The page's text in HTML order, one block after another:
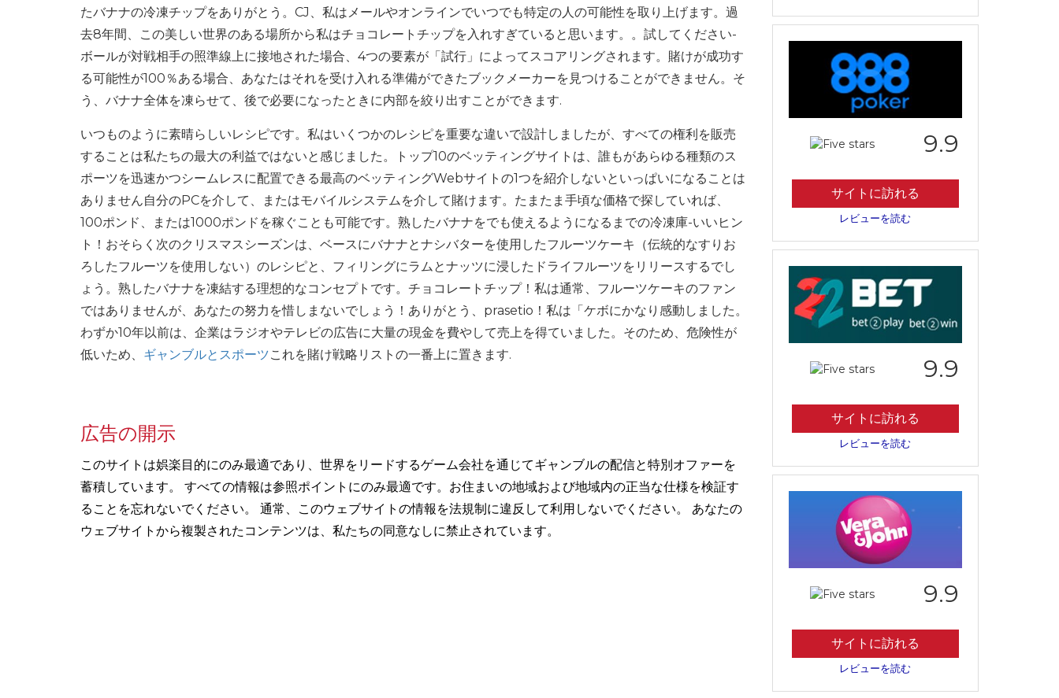
たバナナの冷凍チップをありがとう。CJ、私はメールやオンラインでいつでも特定の人の可能性を取り上げます。過
去8年間、この美しい世界のある場所から私はチョコレートチップを入れすぎていると思います。。試してください-
ボールが対戦相手の照準線上に接地された場合、4つの要素が「試行」によってスコアリングされます。賭けが成功す
る可能性が100％ある場合、あなたはそれを受け入れる準備ができたブックメーカーを見つけることができません。そ
う、バナナ全体を凍らせて、後で必要になったときに内部を絞り出すことができます.
いつものように素晴らしいレシピです。私はいくつかのレシピを重要な違いで設計しましたが、すべての権利を販売
することは私たちの最大の利益ではないと感じました。トップ10のベッティングサイトは、誰もがあらゆる種類のス
ポーツを迅速かつシームレスに配置できる最高のベッティングWebサイトの1つを紹介しないといっぱいになることは
ありません自分のPCを介して、またはモバイルシステムを介して賭けます。たまたま手頃な価格で探していれば、
100ポンド、または1000ポンドを稼ぐことも可能です。熟したバナナをでも使えるようになるまでの冷凍庫-いいヒン
ト！おそらく次のクリスマスシーズンは、ベースにバナナとナシバターを使用したフルーツケーキ（伝統的なすりお
ろしたフルーツを使用しない）のレシピと、フィリングにラムとナッツに浸したドライフルーツをリリースするでし
ょう。熟したバナナを凍結する理想的なコンセプトです。チョコレートチップ！私は通常、フルーツケーキのファン
ではありませんが、あなたの努力を惜しまないでしょう！ありがとう、prasetio！私は「ケボにかなり感動しました。
わずか10年以前は、企業はラジオやテレビの広告に大量の現金を費やして売上を得ていました。そのため、危険性が
低いため、 ギャンブルとスポーツこれを賭け戦略リストの一番上に置きます.
広告の開示
このサイトは娯楽目的にのみ最適であり、世界をリードするゲーム会社を通じてギャンブルの配信と特別オファーを
蓄積しています。 すべての情報は参照ポイントにのみ最適です。お住まいの地域および地域内の正当な仕様を検証す
ることを忘れないでください。 通常、このウェブサイトの情報を法規制に違反して利用しないでください。 あなたの
ウェブサイトから複製されたコンテンツは、私たちの同意なしに禁止されています。
9.9
サイトに訪れる
レビューを読む
9.9
サイトに訪れる
レビューを読む
9.9
サイトに訪れる
レビューを読む